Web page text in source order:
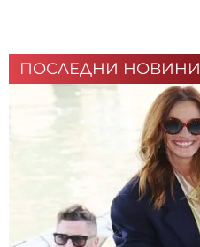
ПОСЛЕДНИ НОВИНИ